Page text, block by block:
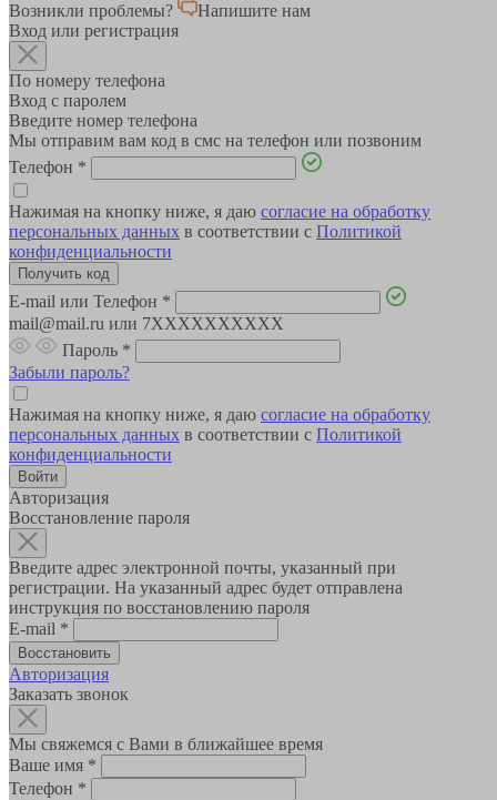
Возникли проблемы?
Напишите нам
Вход или регистрация
По номеру телефона
Вход с паролем
Введите номер телефона
Мы отправим вам код в смс на телефон или позвоним
Телефон *
Нажимая на кнопку ниже, я даю согласие на обработку
персональных данных в соответствии с Политикой
конфиденциальности
E-mail или Телефон *
mail@mail.ru или 7XXXXXXXXXX
Пароль *
Забыли пароль?
Нажимая на кнопку ниже, я даю согласие на обработку
персональных данных в соответствии с Политикой
конфиденциальности
Авторизация
Восстановление пароля
Введите адрес электронной почты, указанный при
регистрации. На указанный адрес будет отправлена
инструкция по восстановлению пароля
E-mail *
Авторизация
Заказать звонок
Мы свяжемся с Вами в ближайшее время
Ваше имя *
Телефон *